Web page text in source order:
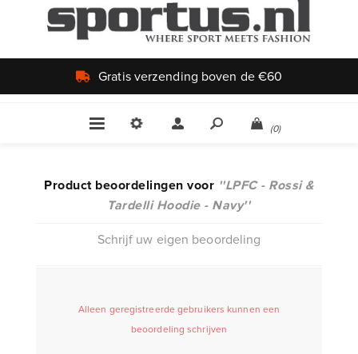
Uniek aanbod
(0)
Product beoordelingen voor LPFC - Rossi &
Tardelli Hoodie - Navy
Schrijf uw eigen beoordeling
Alleen geregistreerde gebruikers kunnen een
beoordeling schrijven